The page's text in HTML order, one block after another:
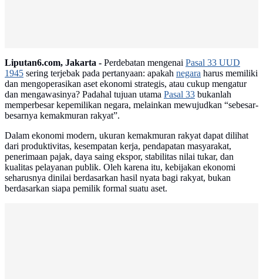
Liputan6.com, Jakarta - Perdebatan mengenai Pasal 33 UUD
1945 sering terjebak pada pertanyaan: apakah negara harus memiliki
dan mengoperasikan aset ekonomi strategis, atau cukup mengatur
dan mengawasinya? Padahal tujuan utama Pasal 33 bukanlah
memperbesar kepemilikan negara, melainkan mewujudkan “sebesar-
besarnya kemakmuran rakyat”.
Dalam ekonomi modern, ukuran kemakmuran rakyat dapat dilihat
dari produktivitas, kesempatan kerja, pendapatan masyarakat,
penerimaan pajak, daya saing ekspor, stabilitas nilai tukar, dan
kualitas pelayanan publik. Oleh karena itu, kebijakan ekonomi
seharusnya dinilai berdasarkan hasil nyata bagi rakyat, bukan
berdasarkan siapa pemilik formal suatu aset.